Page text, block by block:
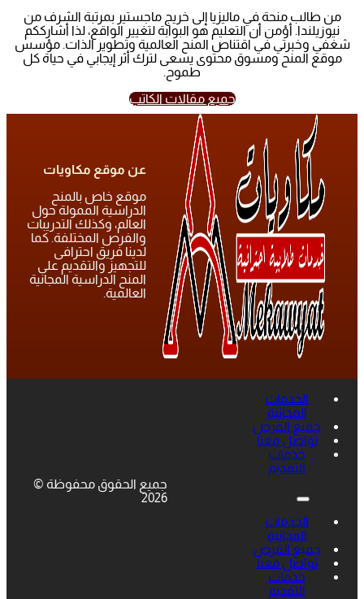
من طالب منحة في ماليزيا إلى خريج ماجستير بمرتبة الشرف من
نيوزيلندا. أؤمن أن التعليم هو البوابة لتغيير الواقع، لذا أشارككم
شغفي وخبرتي في اقتناص المنح العالمية وتطوير الذات. مؤسس
موقع المنح ومسوق محتوى يسعى لترك أثر إيجابي في حياة كل
طموح.
جميع مقالات الكاتب
عن موقع مكاويات
موقع خاص بالمنح
الدراسية الممولة حول
العالم، وكذلك التدريبات
والفرص المختلفة. كما
لدينا فريق احترافى
للتجهيز والتقديم على
المنح الدراسية المجانية
العالمية.
الخدمات
المجانية
جميع الفرص
تواصل معنا
خدمات
التقديم
الخدمات
المجانية
جميع الفرص
تواصل معنا
خدمات
التقديم
جميع الحقوق محفوظة ©
2026